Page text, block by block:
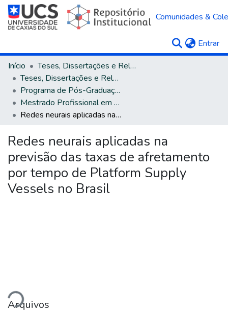
Comunidades &
Entrar
Início
Teses, Dissertações e Relatórios
Teses, Dissertações e Relatórios defendidos na UCS
Programa de Pós-Graduação em Engenharia de Produção
Mestrado Profissional em Engenharia de Produção
Redes neurais aplicadas na previsão das taxas de afretamento por tempo de Platform Supply Vessels no Brasil
Redes neurais aplicadas na
previsão das taxas de afretamento
por tempo de Platform Supply
Vessels no Brasil
Carregando...
Arquivos